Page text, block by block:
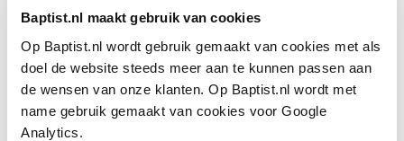
Baptist.nl maakt gebruik van cookies
Op Baptist.nl wordt gebruik gemaakt van cookies met als
doel de website steeds meer aan te kunnen passen aan
de wensen van onze klanten. Op Baptist.nl wordt met
name gebruik gemaakt van cookies voor Google
Analytics.
Bekijk ook
Fein zaagblad HSS segment Ø 85 mm